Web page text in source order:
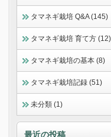
タマネギ栽培 Q&A (145)
タマネギ栽培 育て方 (12)
タマネギ栽培の基本 (8)
タマネギ栽培記録 (51)
未分類 (1)
最近の投稿